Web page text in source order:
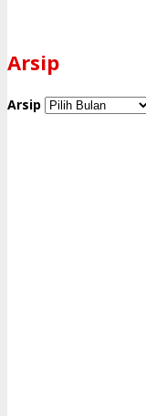
Arsip
Arsip